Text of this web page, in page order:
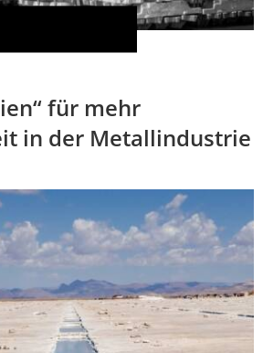
für mehr
in der Metallindustrie